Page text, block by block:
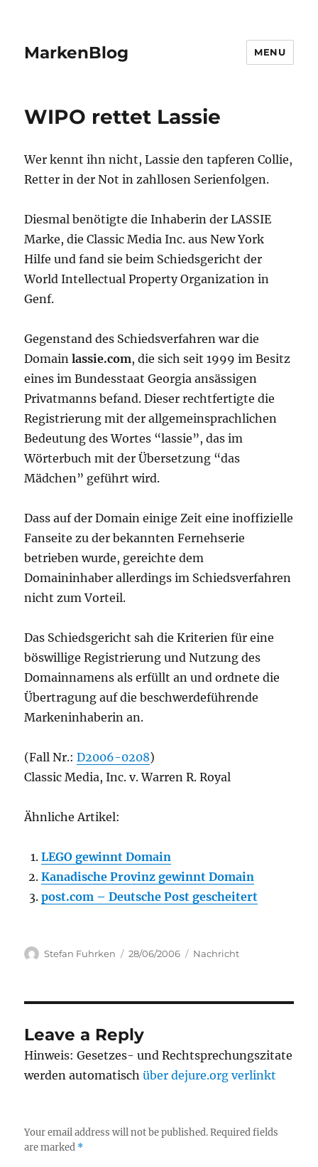
MarkenBlog MENU
WIPO rettet Lassie
Wer kennt ihn nicht, Lassie den tapferen Collie,
Retter in der Not in zahllosen Serienfolgen.
Diesmal benötigte die Inhaberin der LASSIE
Marke, die Classic Media Inc. aus New York
Hilfe und fand sie beim Schiedsgericht der
World Intellectual Property Organization in
Genf.
Gegenstand des Schiedsverfahren war die
Domainlassie.com, die sich seit 1999 im Besitz
eines im Bundesstaat Georgia ansässigen
Privatmanns befand. Dieser rechtfertigte die
Registrierung mit der allgemeinsprachlichen
Bedeutung des Wortes “lassie”, das im
Wörterbuch mit der Übersetzung “das
Mädchen” geführt wird.
Dass auf der Domain einige Zeit eine inoffizielle
Fanseite zu der bekannten Fernehserie
betrieben wurde, gereichte dem
Domaininhaber allerdings im Schiedsverfahren
nicht zum Vorteil.
Das Schiedsgericht sah die Kriterien für eine
böswillige Registrierung und Nutzung des
Domainnamens als erfüllt an und ordnete die
Übertragung auf die beschwerdeführende
Markeninhaberin an.
(Fall Nr.:D2006-0208)
Classic Media, Inc. v. Warren R. Royal
Ähnliche Artikel:
LEGO gewinnt Domain
Kanadische Provinz gewinnt Domain
post.com – Deutsche Post gescheitert
Author
Stefan Fuhrken
Posted
28/06/2006 Categories
Nachricht
Leave a Reply
Hinweis: Gesetzes- und Rechtsprechungszitate
werden automatischüber dejure.org verlinkt
Your email address will not be published. Required fields
are marked *